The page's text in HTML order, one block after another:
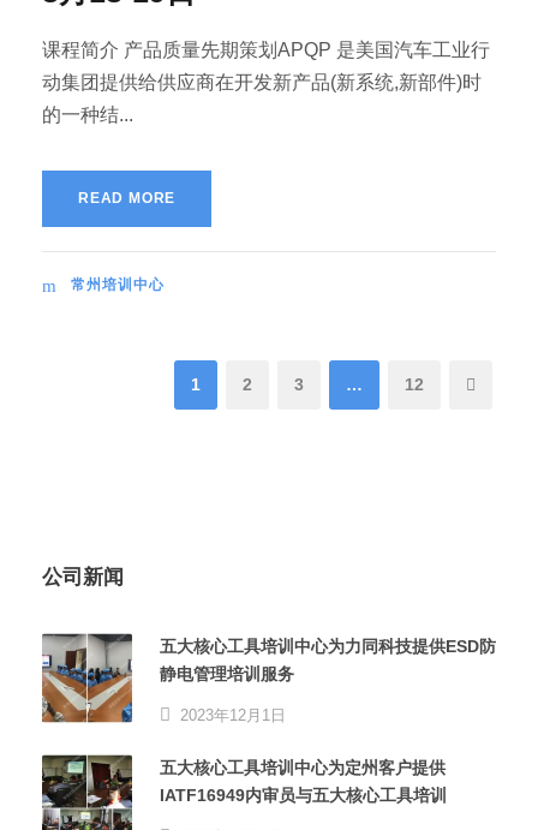
课程简介 产品质量先期策划APQP 是美国汽车工业行
动集团提供给供应商在开发新产品(新系统,新部件)时
的一种结...
READ MORE
常州培训中心
1 2 3 … 12
公司新闻
五大核心工具培训中心为力同科技提供ESD防
静电管理培训服务
2023年12月1日
五大核心工具培训中心为定州客户提供
IATF16949内审员与五大核心工具培训